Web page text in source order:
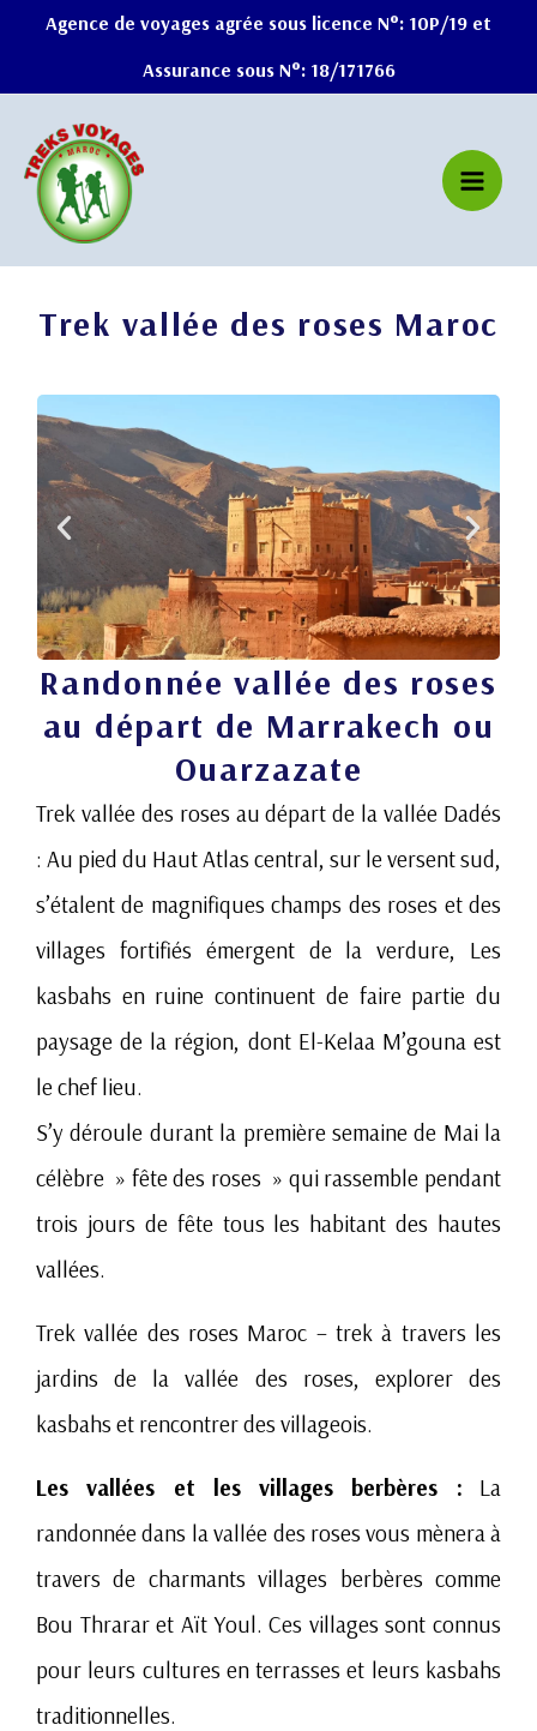
Agence de voyages agrée sous licence N°: 10P/19 et
Assurance sous N°: 18/171766
Trek vallée des roses Maroc
Randonnée vallée des roses
au départ de Marrakech ou
Ouarzazate
Trek vallée des roses au départ de la vallée Dadés
: Au pied du Haut Atlas central, sur le versent sud,
s’étalent de magnifiques champs des roses et des
villages fortifiés émergent de la verdure, Les
kasbahs en ruine continuent de faire partie du
paysage de la région, dont El-Kelaa M’gouna est
le chef lieu.
S’y déroule durant la première semaine de Mai la
célèbre » fête des roses » qui rassemble pendant
trois jours de fête tous les habitant des hautes
vallées.
Trek vallée des roses Maroc – trek à travers les
jardins de la vallée des roses, explorer des
kasbahs et rencontrer des villageois.
Les vallées et les villages berbères : La
randonnée dans la vallée des roses vous mènera à
travers de charmants villages berbères comme
Bou Thrarar et Aït Youl. Ces villages sont connus
pour leurs cultures en terrasses et leurs kasbahs
traditionnelles.